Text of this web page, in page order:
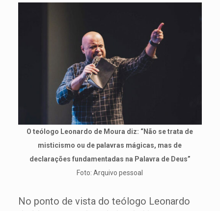
O teólogo Leonardo de Moura diz: “Não se trata de
misticismo ou de pa­­lavras mágicas, mas de
declarações fundamentadas na Palavra de Deus”
Foto: Arquivo pessoal
No ponto de vista do teólogo Leonardo